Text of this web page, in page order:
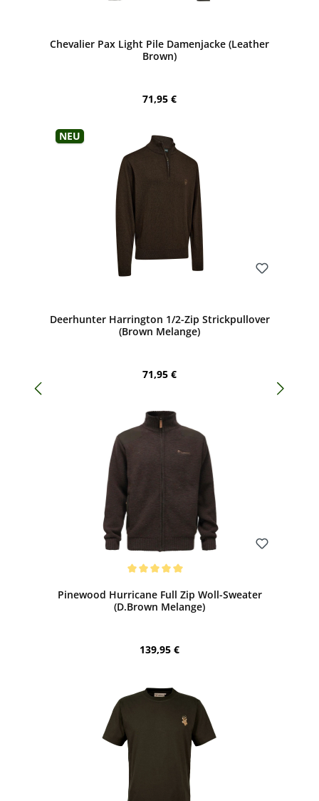
Chevalier Pax Light Pile Damenjacke (Leather
Brown)
Regulärer Preis:
71,95 €
Neu
Deerhunter Harrington 1/2-Zip Strickpullover
(Brown Melange)
Regulärer Preis:
71,95 €
Pinewood Hurricane Full Zip Woll-Sweater
(D.Brown Melange)
Regulärer Preis:
139,95 €